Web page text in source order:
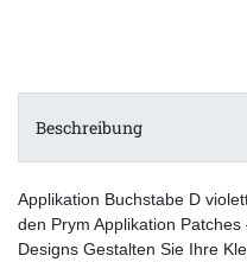
Beschreibung
Applikation Buchstabe D
den Prym Applikation
Designs Gestalten Sie Ihre